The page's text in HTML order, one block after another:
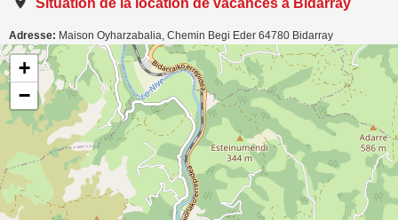
Adresse: Maison Oyharzabalia, Chemin Begi Eder 64780 Bidarray
Carte de localisation de l'annonce: Gîte pour 5 personnes à Bidarray avec vue
montagne
+
−